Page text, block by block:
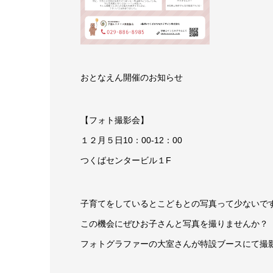
おとなえん開催のお知らせ
【フォト撮影会】
１２月５日10：00-12：00
つくばセンタービル１F
子育てをしているとこどもとの写真って少ないで
この機会にぜひお子さんと写真を撮りませんか？
フォトグラファーの大室さんが特設ブースにて撮